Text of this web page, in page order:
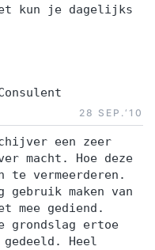
kun je dagelijks
28 SEP.‘10
een zeer
macht. Hoe deze
te vermeerderen.
maken van
mee gediend.
grondslag ertoe
gedeeld. Heel